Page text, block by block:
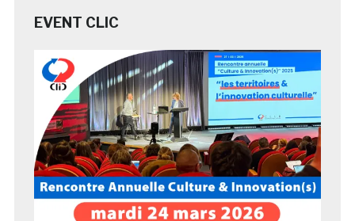
EVENT CLIC